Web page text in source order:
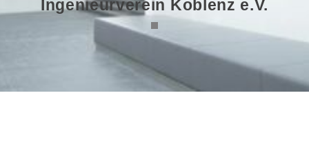
Ingenieurverein Koblenz e.V.